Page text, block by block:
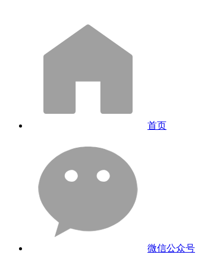
首页
微信公众号